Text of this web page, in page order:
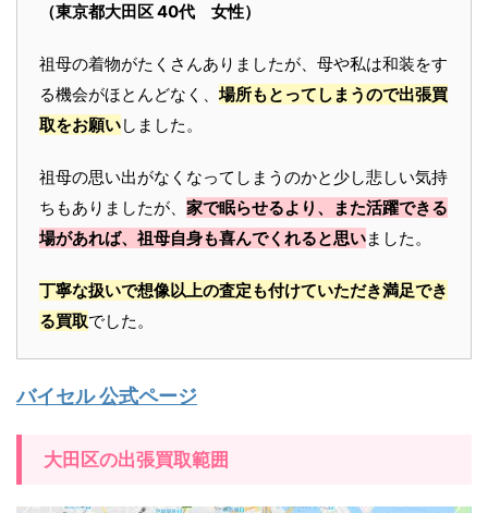
（東京都大田区 40代 女性）
祖母の着物がたくさんありましたが、母や私は和装をす
る機会がほとんどなく、場所もとってしまうので出張買
取をお願いしました。
祖母の思い出がなくなってしまうのかと少し悲しい気持
ちもありましたが、 家で眠らせるより、また活躍できる
場があれば、祖母自身も喜んでくれると思いました。
丁寧な扱いで想像以上の査定も付けていただき満足でき
る買取でした。
バイセル 公式ページ
大田区の出張買取範囲